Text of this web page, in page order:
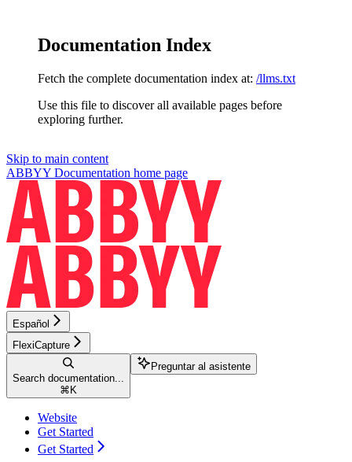
Documentation Index
Fetch the complete documentation index at: /llms.txt
Use this file to discover all available pages before
exploring further.
Skip to main content
ABBYY Documentation home page
Español
FlexiCapture
Search documentation...
⌘ K
Preguntar al asistente
Website
Get Started
Get Started